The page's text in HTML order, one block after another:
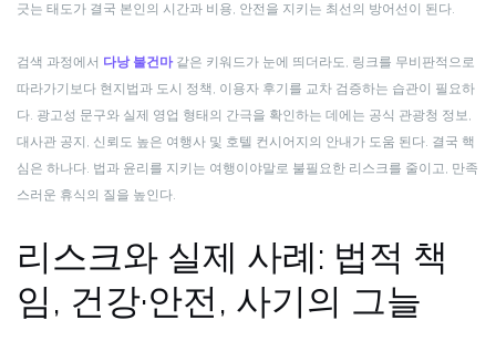
긋는 태도가 결국 본인의 시간과 비용, 안전을 지키는 최선의 방어선이 된다.
검색 과정에서 다낭 불건마같은 키워드가 눈에 띄더라도, 링크를 무비판적으로
따라가기보다 현지법과 도시 정책, 이용자 후기를 교차 검증하는 습관이 필요하
다. 광고성 문구와 실제 영업 형태의 간극을 확인하는 데에는 공식 관광청 정보,
대사관 공지, 신뢰도 높은 여행사 및 호텔 컨시어지의 안내가 도움 된다. 결국 핵
심은 하나다. 법과 윤리를 지키는 여행이야말로 불필요한 리스크를 줄이고, 만족
스러운 휴식의 질을 높인다.
리스크와 실제 사례: 법적 책
임, 건강·안전, 사기의 그늘